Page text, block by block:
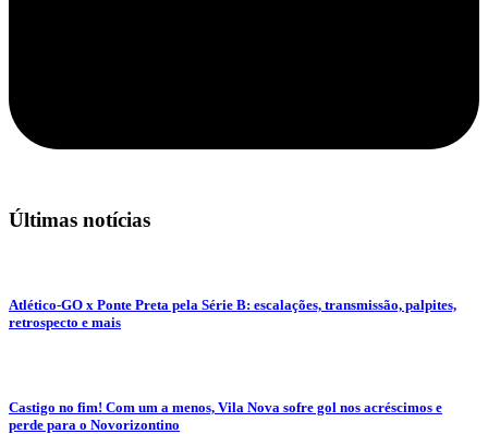
Últimas notícias
Atlético-GO x Ponte Preta pela Série B: escalações, transmissão, palpites,
retrospecto e mais
Castigo no fim! Com um a menos, Vila Nova sofre gol nos acréscimos e
perde para o Novorizontino